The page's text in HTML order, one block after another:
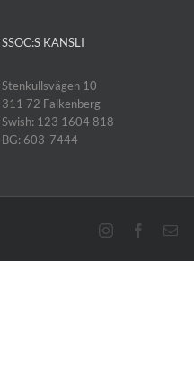
SSOC:S KANSLI
Stenkullsvägen 10
311 72 Falkenberg
Swish: 123 1604 818
BG: 603-7444
InstagramFacebook
E-